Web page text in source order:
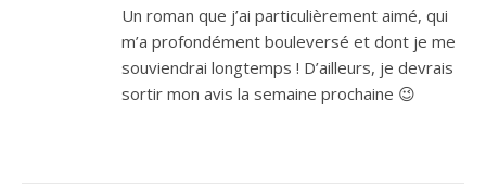
Un roman que j’ai particulièrement aimé, qui
m’a profondément bouleversé et dont je me
souviendrai longtemps ! D’ailleurs, je devrais
sortir mon avis la semaine prochaine 😉